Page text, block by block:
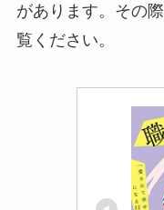
があります。その
覧ください。